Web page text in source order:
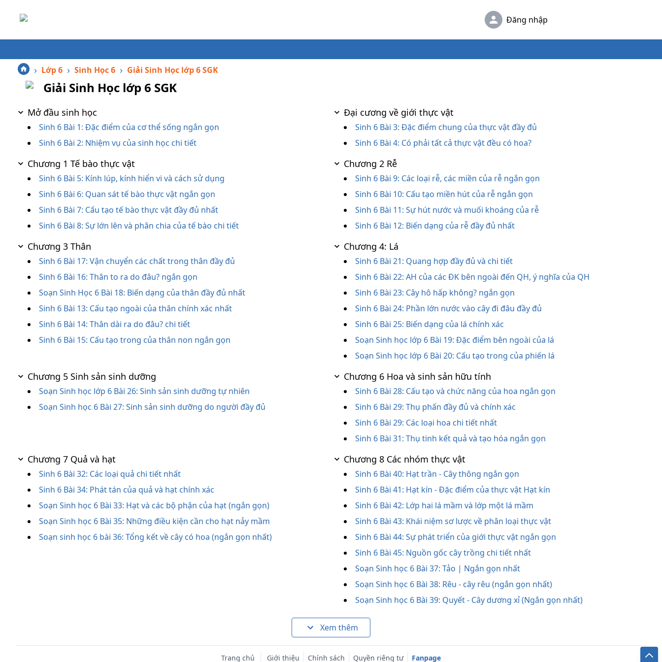
Đăng nhập
Lớp 6 Sinh Học 6 Giải Sinh Học lớp 6 SGK
Giải Sinh Học lớp 6 SGK
Mở đầu sinh học
Sinh 6 Bài 1: Đặc điểm của cơ thể sống ngắn gọn
Sinh 6 Bài 2: Nhiệm vụ của sinh học chi tiết
Đại cương về giới thực vật
Sinh 6 Bài 3: Đặc điểm chung của thực vật đầy đủ
Sinh 6 Bài 4: Có phải tất cả thực vật đều có hoa?
Chương 1 Tế bào thực vật
Sinh 6 Bài 5: Kính lúp, kính hiển vi và cách sử dụng
Sinh 6 Bài 6: Quan sát tế bào thực vật ngắn gọn
Sinh 6 Bài 7: Cấu tạo tế bào thực vật đầy đủ nhất
Sinh 6 Bài 8: Sự lớn lên và phân chia của tế bào chi tiết
Chương 2 Rễ
Sinh 6 Bài 9: Các loại rễ, các miền của rễ ngắn gọn
Sinh 6 Bài 10: Cấu tạo miền hút của rễ ngắn gọn
Sinh 6 Bài 11: Sự hút nước và muối khoáng của rễ
Sinh 6 Bài 12: Biến dạng của rễ đầy đủ nhất
Chương 3 Thân
Sinh 6 Bài 17: Vận chuyển các chất trong thân đầy đủ
Sinh 6 Bài 16: Thân to ra do đâu? ngắn gọn
Soạn Sinh Học 6 Bài 18: Biến dạng của thân đầy đủ nhất
Sinh 6 Bài 13: Cấu tạo ngoài của thân chính xác nhất
Sinh 6 Bài 14: Thân dài ra do đâu? chi tiết
Sinh 6 Bài 15: Cấu tạo trong của thân non ngắn gọn
Chương 4: Lá
Sinh 6 Bài 21: Quang hợp đầy đủ và chi tiết
Sinh 6 Bài 22: AH của các ĐK bên ngoài đến QH, ý nghĩa của QH
Sinh 6 Bài 23: Cây hô hấp không? ngắn gọn
Sinh 6 Bài 24: Phần lớn nước vào cây đi đâu đầy đủ
Sinh 6 Bài 25: Biến dạng của lá chính xác
Soạn Sinh học lớp 6 Bài 19: Đặc điểm bên ngoài của lá
Soạn Sinh học lớp 6 Bài 20: Cấu tạo trong của phiến lá
Chương 5 Sinh sản sinh dưỡng
Soạn Sinh học lớp 6 Bài 26: Sinh sản sinh dưỡng tự nhiên
Soạn Sinh học 6 Bài 27: Sinh sản sinh dưỡng do người đầy đủ
Chương 6 Hoa và sinh sản hữu tính
Sinh 6 Bài 28: Cấu tạo và chức năng của hoa ngắn gọn
Sinh 6 Bài 29: Thụ phấn đầy đủ và chính xác
Sinh 6 Bài 29: Các loại hoa chi tiết nhất
Sinh 6 Bài 31: Thụ tinh kết quả và tạo hóa ngắn gọn
Chương 7 Quả và hạt
Sinh 6 Bài 32: Các loại quả chi tiết nhất
Sinh 6 Bài 34: Phát tán của quả và hạt chính xác
Soạn Sinh học 6 Bài 33: Hạt và các bộ phận của hạt (ngắn gọn)
Soạn Sinh học 6 Bài 35: Những điều kiện cần cho hạt nảy mầm
Soạn sinh học 6 bài 36: Tổng kết về cây có hoa (ngắn gọn nhất)
Chương 8 Các nhóm thực vật
Sinh 6 Bài 40: Hạt trần - Cây thông ngắn gọn
Sinh 6 Bài 41: Hạt kín - Đặc điểm của thực vật Hạt kín
Sinh 6 Bài 42: Lớp hai lá mầm và lớp một lá mầm
Sinh 6 Bài 43: Khái niệm sơ lược về phân loại thực vật
Sinh 6 Bài 44: Sự phát triển của giới thực vật ngắn gọn
Sinh 6 Bài 45: Nguồn gốc cây trồng chi tiết nhất
Soạn Sinh học 6 Bài 37: Tảo | Ngắn gọn nhất
Soạn Sinh học 6 Bài 38: Rêu - cây rêu (ngắn gọn nhất)
Soạn Sinh học 6 Bài 39: Quyết - Cây dương xỉ (Ngắn gọn nhất)
Xem thêm
Trang chủ Giới thiệu Chính sách Quyền riêng tư Fanpage